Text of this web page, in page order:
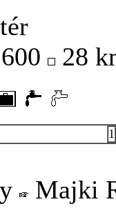
600 28
1
Majki